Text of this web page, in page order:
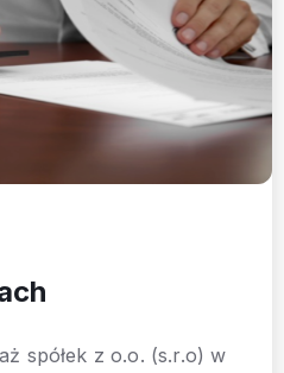
spółek z o.o. (s.r.o) w